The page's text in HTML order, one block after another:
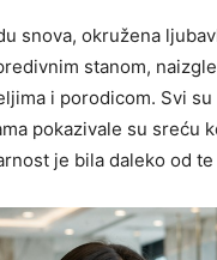
snova, okružena
stanom,
i porodicom. Svi
pokazivale su sreću
je bila daleko od